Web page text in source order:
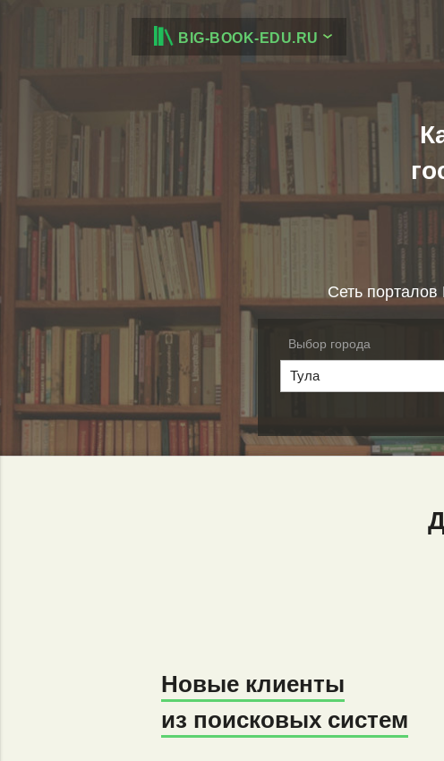
BIG-BOOK-EDU.RU
Сеть порталов
Выбор города
Новые клиенты
из поисковых систем